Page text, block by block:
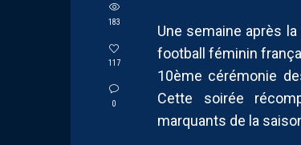
183
117
0
Une semaine après
football féminin
10ème cérémonie
Cette soirée
marquants de la